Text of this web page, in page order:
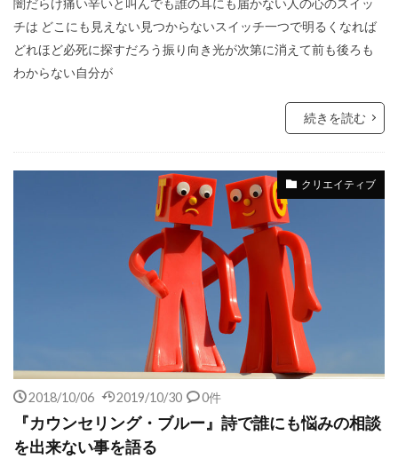
チは どこにも見えない見つからないスイッチ一つで明るくなれば
どれほど必死に探すだろう振り向き光が次第に消えて前も後ろも
わからない自分が
続きを読む
クリエイティブ
2018/10/06 2019/10/30 0件
『カウンセリング・ブルー』詩で誰にも悩みの相談
を出来ない事を語る